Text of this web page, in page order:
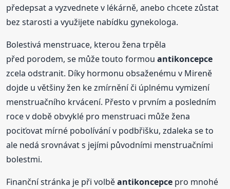
předepsat a vyzvednete v lékárně, anebo chcete zůstat
bez starosti a využijete nabídku gynekologa.
Bolestivá menstruace, kterou žena trpěla
před porodem, se může touto formouantikoncepce
zcela odstranit. Díky hormonu obsaženému v Mireně
dojde u většiny žen ke zmírnění či úplnému vymizení
menstruačního krvácení. Přesto v prvním a posledním
roce v době obvyklé pro menstruaci může žena
pociťovat mírné pobolívání v podbřišku, zdaleka se to
ale nedá srovnávat s jejími původními menstruačními
bolestmi.
Finanční stránka je při volběantikoncepce pro mnohé